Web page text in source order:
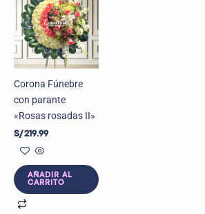
Corona Fúnebre
con parante
«Rosas rosadas II»
S/219.99
AÑADIR AL
CARRITO